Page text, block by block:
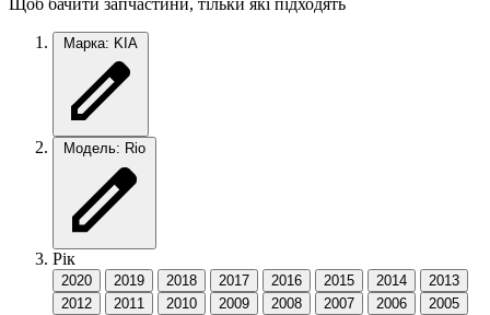
Марка: KIA
Модель: Rio
Рік
2020 2019 2018 2017 2016 2015 2014
2013
2012
2011 2010 2009 2008 2007 2006 2005